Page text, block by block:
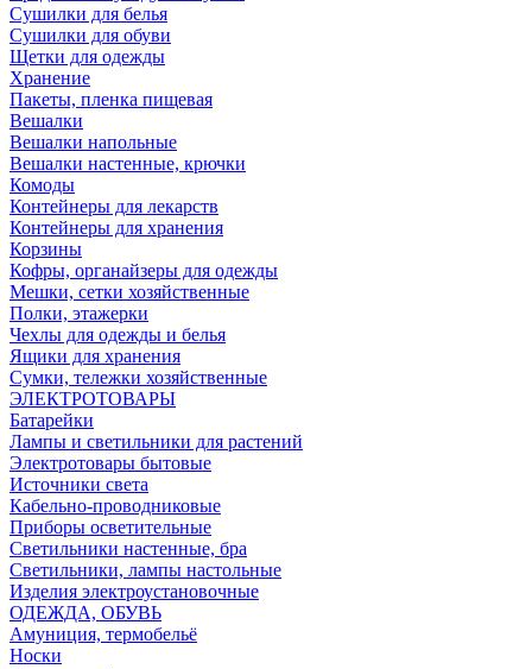
Сушилки для белья
Сушилки для обуви
Щетки для одежды
Хранение
Пакеты, пленка пищевая
Вешалки
Вешалки напольные
Вешалки настенные, крючки
Комоды
Контейнеры для лекарств
Контейнеры для хранения
Корзины
Кофры, органайзеры для одежды
Мешки, сетки хозяйственные
Полки, этажерки
Чехлы для одежды и белья
Ящики для хранения
Сумки, тележки хозяйственные
ЭЛЕКТРОТОВАРЫ
Батарейки
Лампы и светильники для растений
Электротовары бытовые
Источники света
Кабельно-проводниковые
Приборы осветительные
Светильники настенные, бра
Светильники, лампы настольные
Изделия электроустановочные
ОДЕЖДА, ОБУВЬ
Амуниция, термобельё
Носки